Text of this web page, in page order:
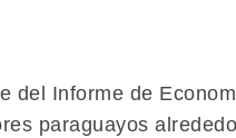
del Informe de
paraguayos